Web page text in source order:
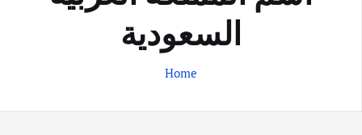
السعودية
Home